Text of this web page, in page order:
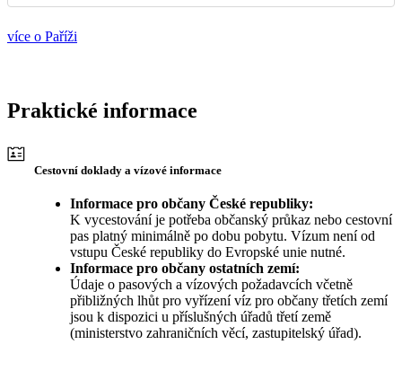
více o Paříži
Praktické informace
Cestovní doklady a vízové informace
Informace pro občany České republiky:
K vycestování je potřeba občanský průkaz nebo cestovní
pas platný minimálně po dobu pobytu. Vízum není od
vstupu České republiky do Evropské unie nutné.
Informace pro občany ostatních zemí:
Údaje o pasových a vízových požadavcích včetně
přibližných lhůt pro vyřízení víz pro občany třetích zemí
jsou k dispozici u příslušných úřadů třetí země
(ministerstvo zahraničních věcí, zastupitelský úřad).